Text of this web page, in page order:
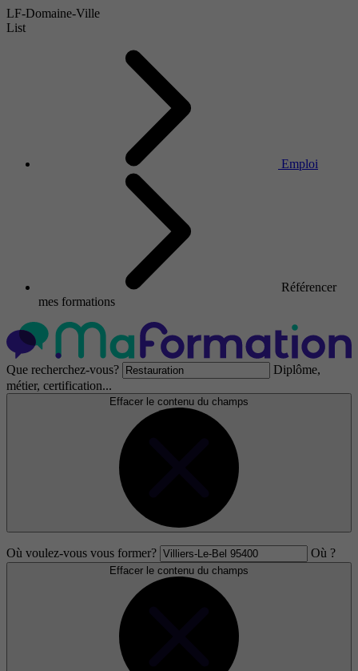
LF-Domaine-Ville
List
Emploi
Référencer
mes formations
Que recherchez-vous?
Diplôme,
métier, certification...
Effacer le contenu du champs
Où voulez-vous vous former? Où ?
Effacer le contenu du champs